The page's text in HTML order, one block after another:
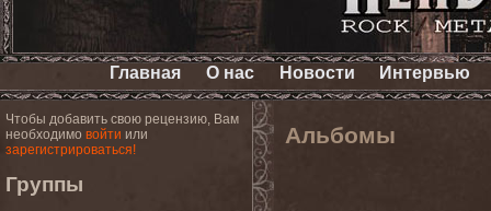
Главная О нас Новости Интервью
Чтобы добавить свою рецензию, Вам
необходимо войти или
зарегистрироваться!
Группы
Альбомы